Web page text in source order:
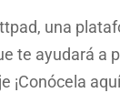
una
te ayudará a
¡Conócela